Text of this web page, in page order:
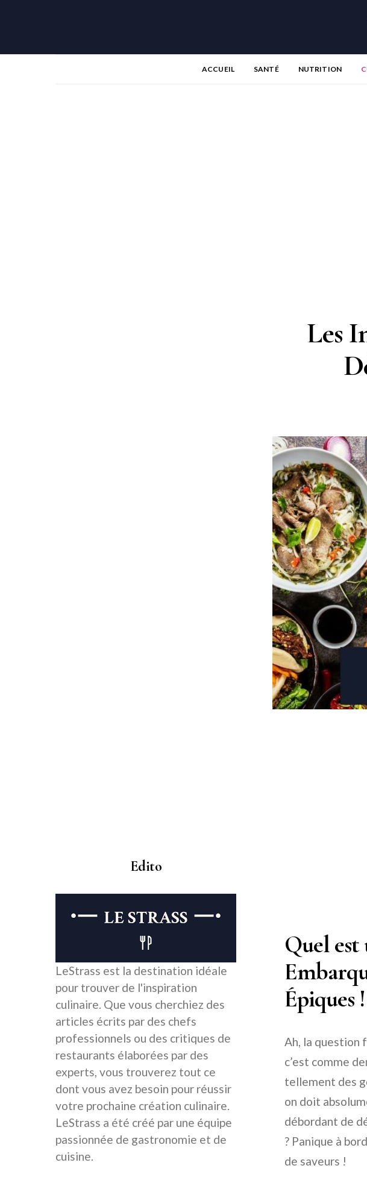
ACCUEIL SANTÉ NUTRITION
Les
Quel est
Épiques !
Ah, la question
c’est comme
tellement des
on doit
débordant de
? Panique à
de saveurs !
Edito
LeStrass est la destination idéale
pour trouver de l'inspiration
culinaire. Que vous cherchiez des
articles écrits par des chefs
professionnels ou des critiques de
restaurants élaborées par des
experts, vous trouverez tout ce
dont vous avez besoin pour réussir
votre prochaine création culinaire.
LeStrass a été créé par une équipe
passionnée de gastronomie et de
cuisine.